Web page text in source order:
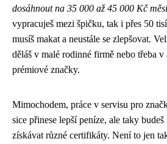
dosáhnout na 35 000 až 45 000 Kč
vypracuješ mezi špičku, tak i přes 50
musíš makat a neustále se zlepšovat.
děláš v malé rodinné firmě nebo třeba
prémiové značky.
Mimochodem, práce v servisu pro
sice přinese lepší peníze, ale taky
získávat různé certifikáty. Není to jen